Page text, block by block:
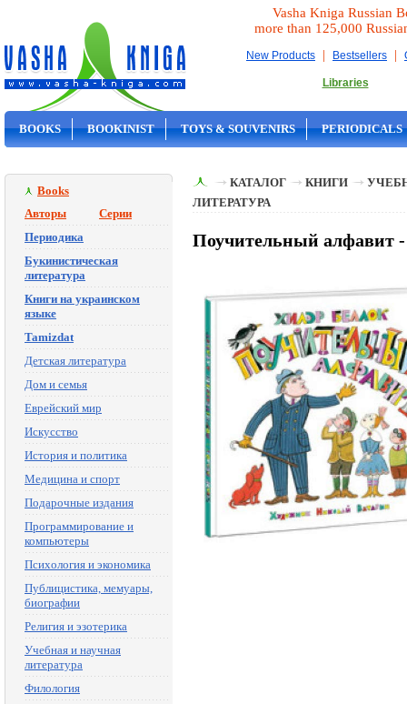
Vasha Kniga Russian
more than 125,000
New Products | Bestsellers |
Libraries
BOOKS BOOKINIST TOYS & SOUVENIRS PERIODICALS
Books
Авторы
Серии
Периодика
Букинистическая
литература
Книги на украинском
языке
Tamizdat
Детская литература
Дом и семья
Еврейский мир
Искусство
История и политика
Медицина и спорт
Подарочные издания
Программирование и
компьютеры
Психология и экономика
Публицистика, мемуары,
биографии
Религия и эзотерика
Учебная и научная
литература
Филология
КАТАЛОГ КНИГИ
ЛИТЕРАТУРА
Поучительный алфавит